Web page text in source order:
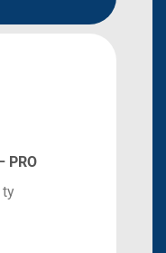
PRO
ty